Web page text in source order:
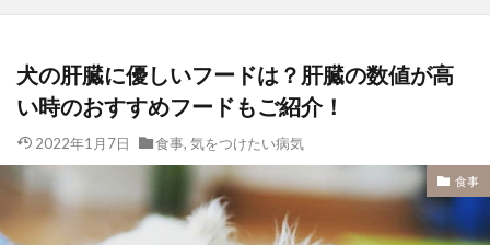
犬の肝臓に優しいフードは？肝臓の数値が高
い時のおすすめフードもご紹介！
2022年1月7日 食事, 気をつけたい病気
食事
タグ
腫瘍 ガン
検索